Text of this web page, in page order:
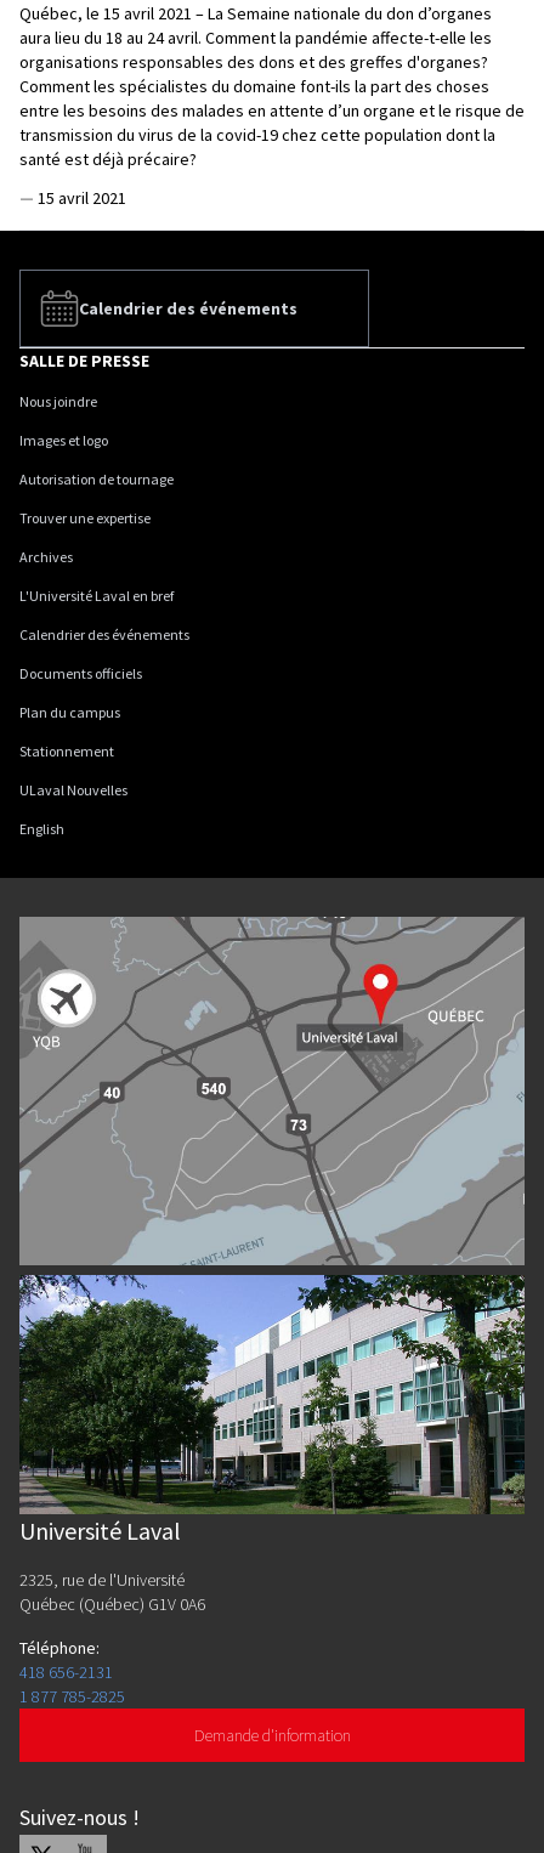
Québec, le 15 avril 2021 – La Semaine nationale du don d’organes
aura lieu du 18 au 24 avril. Comment la pandémie affecte-t-elle les
organisations responsables des dons et des greffes d'organes?
Comment les spécialistes du domaine font-ils la part des choses
entre les besoins des malades en attente d’un organe et le risque de
transmission du virus de la covid-19 chez cette population dont la
santé est déjà précaire?
— 15 avril 2021
Calendrier des événements
SALLE DE PRESSE
Nous joindre
Images et logo
Autorisation de tournage
Trouver une expertise
Archives
L'Université Laval en bref
Calendrier des événements
Documents officiels
Plan du campus
Stationnement
ULaval Nouvelles
English
Université Laval
2325, rue de l'Université
Québec (Québec) G1V 0A6
Téléphone:
418 656-2131
1 877 785-2825
Demande d'information
Suivez-nous !
Youtube